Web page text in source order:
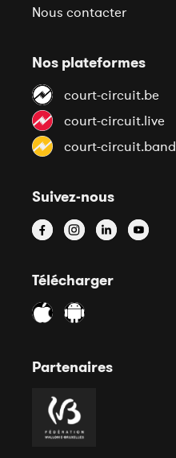
Nous contacter
Nos plateformes
court-circuit.be
court-circuit.live
court-circuit.band
Suivez-nous
Télécharger
Partenaires